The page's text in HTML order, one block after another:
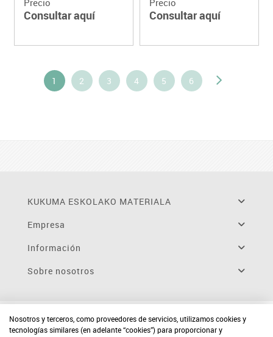
Consultar aquí Consultar aquí
1 2 3 4 5 6
KUKUMA ESKOLAKO MATERIALA
Empresa
Información
Sobre nosotros
Nosotros y terceros, como proveedores de servicios, utilizamos cookies y
tecnologías similares (en adelante “cookies”) para proporcionar y